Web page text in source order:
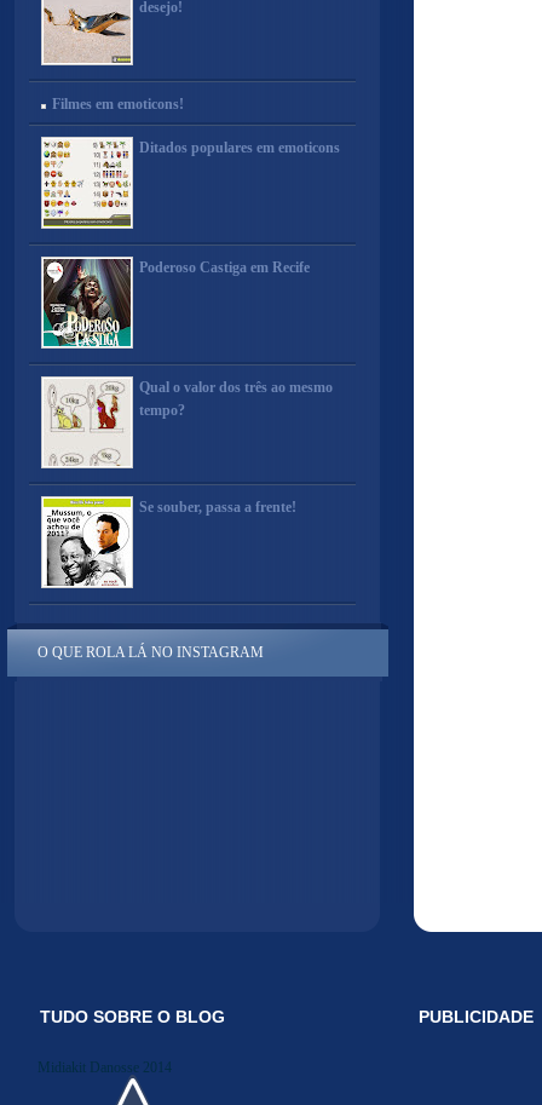
desejo!
Filmes em emoticons!
Ditados populares em emoticons
Poderoso Castiga em Recife
Qual o valor dos três ao mesmo
tempo?
Se souber, passa a frente!
O QUE ROLA LÁ NO INSTAGRAM
TUDO SOBRE O BLOG
Midiakit Danosse 2014
PUBLICIDADE